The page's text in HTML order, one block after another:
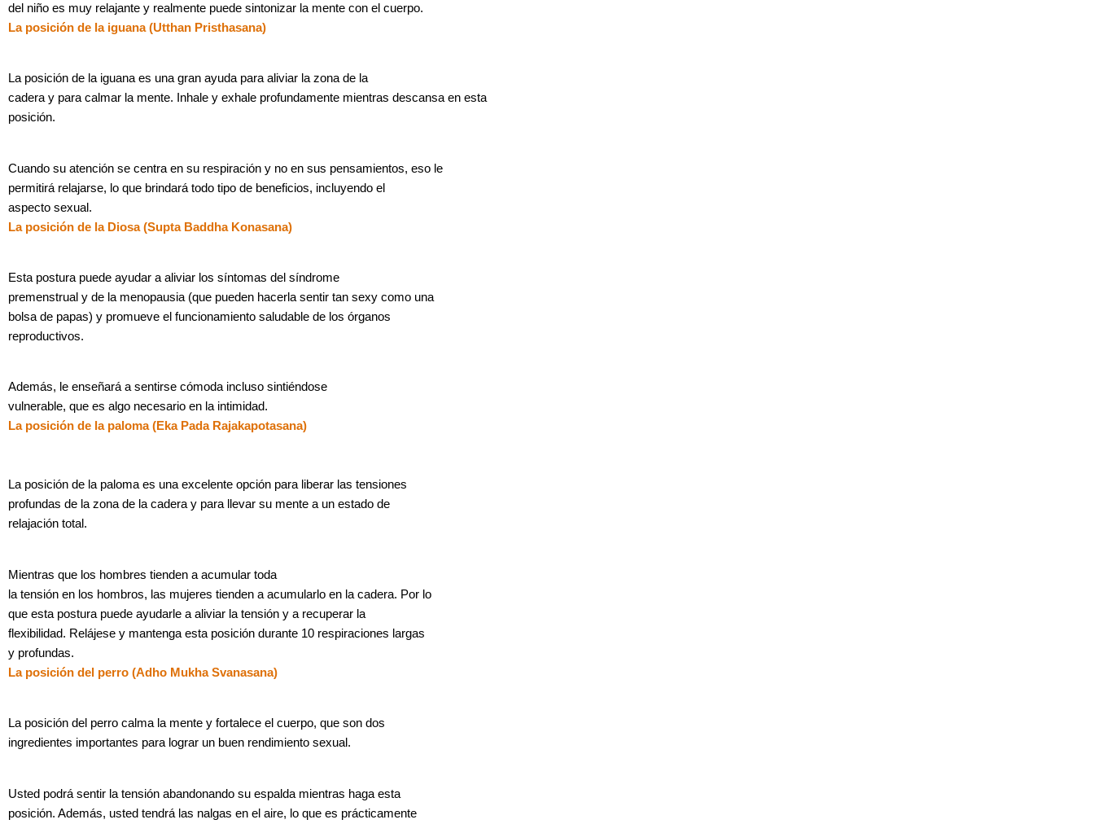
del niño es muy relajante y realmente puede sintonizar la mente con el cuerpo.
La posición de la iguana (Utthan Pristhasana)
La posición de la iguana es una gran ayuda para aliviar la zona de la
cadera y para calmar la mente. Inhale y exhale profundamente mientras descansa en esta
posición.
Cuando su atención se centra en su respiración y no en sus pensamientos, eso le
permitirá relajarse, lo que brindará todo tipo de beneficios, incluyendo el
aspecto sexual.
La posición de la Diosa (Supta Baddha Konasana)
Esta postura puede ayudar a aliviar los síntomas del síndrome
premenstrual y de la menopausia (que pueden hacerla sentir tan sexy como una
bolsa de papas) y promueve el funcionamiento saludable de los órganos
reproductivos.
Además, le enseñará a sentirse cómoda incluso sintiéndose
vulnerable, que es algo necesario en la intimidad.
La posición de la paloma (Eka Pada Rajakapotasana)
La posición de la paloma es una excelente opción para liberar las tensiones
profundas de la zona de la cadera y para llevar su mente a un estado de
relajación total.
Mientras que los hombres tienden a acumular toda
la tensión en los hombros, las mujeres tienden a acumularlo en la cadera. Por lo
que esta postura puede ayudarle a aliviar la tensión y a recuperar la
flexibilidad. Relájese y mantenga esta posición durante 10 respiraciones largas
y profundas.
La posición del perro (Adho Mukha Svanasana)
La posición del perro calma la mente y fortalece el cuerpo, que son dos
ingredientes importantes para lograr un buen rendimiento sexual.
Usted podrá sentir la tensión abandonando su espalda mientras haga esta
posición. Además, usted tendrá las nalgas en el aire, lo que es prácticamente